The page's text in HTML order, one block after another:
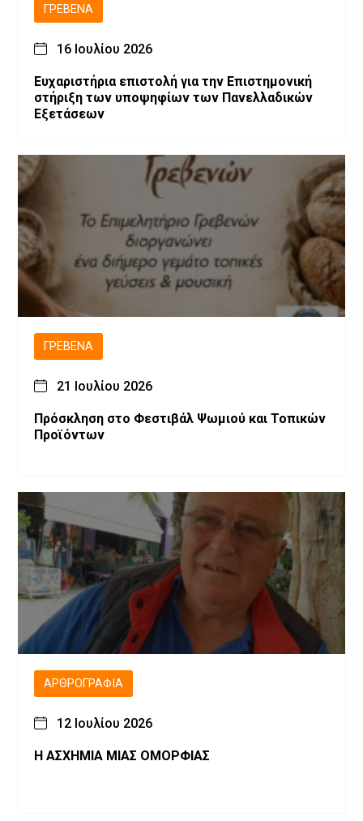
ΓΡΕΒΕΝΆ
16 Ιουλίου 2026
Ευχαριστήρια επιστολή για την Επιστημονική
στήριξη των υποψηφίων των Πανελλαδικών
Εξετάσεων
ΓΡΕΒΕΝΆ
21 Ιουλίου 2026
Πρόσκληση στο Φεστιβάλ Ψωμιού και Τοπικών
Προϊόντων
ΑΡΘΡΟΓΡΑΦΊΑ
12 Ιουλίου 2026
Η ΑΣΧΗΜΙΑ ΜΙΑΣ ΟΜΟΡΦΙΑΣ